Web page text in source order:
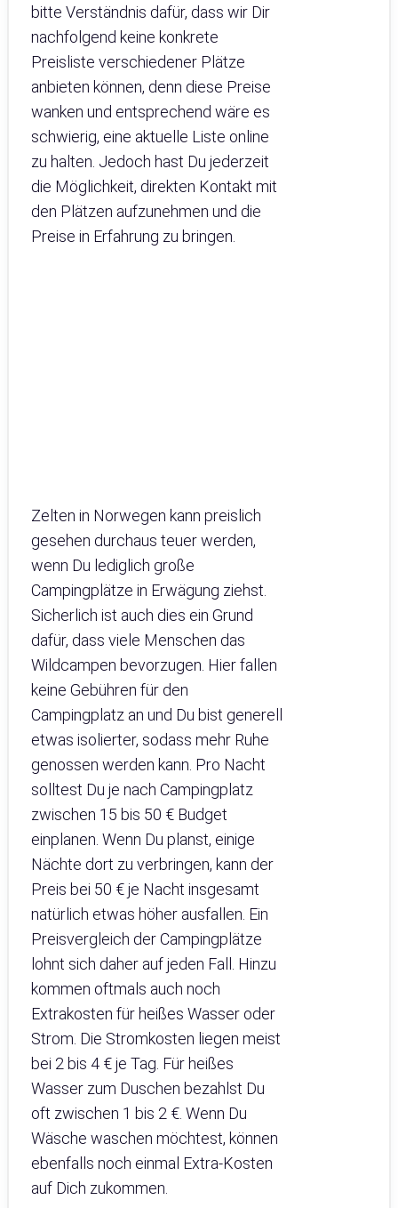
bitte Verständnis dafür, dass wir Dir
nachfolgend keine konkrete
Preisliste verschiedener Plätze
anbieten können, denn diese Preise
wanken und entsprechend wäre es
schwierig, eine aktuelle Liste online
zu halten. Jedoch hast Du jederzeit
die Möglichkeit, direkten Kontakt mit
den Plätzen aufzunehmen und die
Preise in Erfahrung zu bringen.
Zelten in Norwegen kann preislich
gesehen durchaus teuer werden,
wenn Du lediglich große
Campingplätze in Erwägung ziehst.
Sicherlich ist auch dies ein Grund
dafür, dass viele Menschen das
Wildcampen bevorzugen. Hier fallen
keine Gebühren für den
Campingplatz an und Du bist generell
etwas isolierter, sodass mehr Ruhe
genossen werden kann. Pro Nacht
solltest Du je nach Campingplatz
zwischen 15 bis 50 € Budget
einplanen. Wenn Du planst, einige
Nächte dort zu verbringen, kann der
Preis bei 50 € je Nacht insgesamt
natürlich etwas höher ausfallen. Ein
Preisvergleich der Campingplätze
lohnt sich daher auf jeden Fall. Hinzu
kommen oftmals auch noch
Extrakosten für heißes Wasser oder
Strom. Die Stromkosten liegen meist
bei 2 bis 4 € je Tag. Für heißes
Wasser zum Duschen bezahlst Du
oft zwischen 1 bis 2 €. Wenn Du
Wäsche waschen möchtest, können
ebenfalls noch einmal Extra-Kosten
auf Dich zukommen.